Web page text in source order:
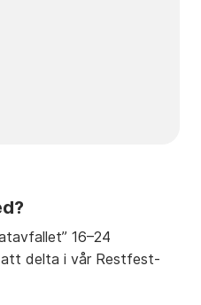
16–24
att delta i vår Restfest-